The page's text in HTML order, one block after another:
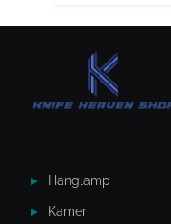
Hanglamp
Kamer